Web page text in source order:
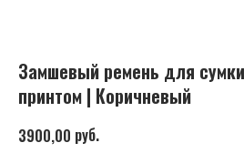
Замшевый ремень для
принтом | Коричневый
3900,00 руб.